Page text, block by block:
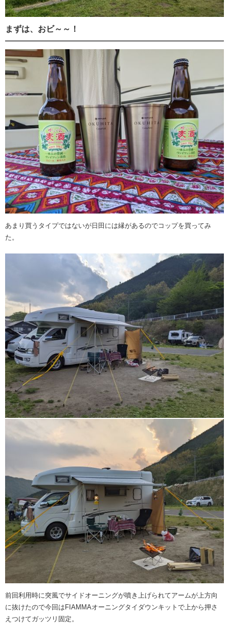
まずは、おビ～～！
あまり買うタイプではないが日田には縁があるのでコップを買ってみ
た。
前回利用時に突風でサイドオーニングが噴き上げられてアームが上方向
に抜けたので今回はFIAMMAオーニングタイダウンキットで上から押さ
えつけてガッツリ固定。